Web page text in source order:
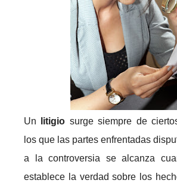
Un litigio surge siempre de
los que las partes enfrentadas
a la controversia se alcanza
establece la verdad sobre los